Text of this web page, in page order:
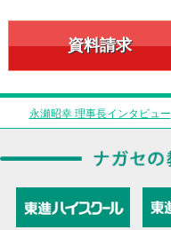
資料請求
永瀬昭幸 理事長インタビュー